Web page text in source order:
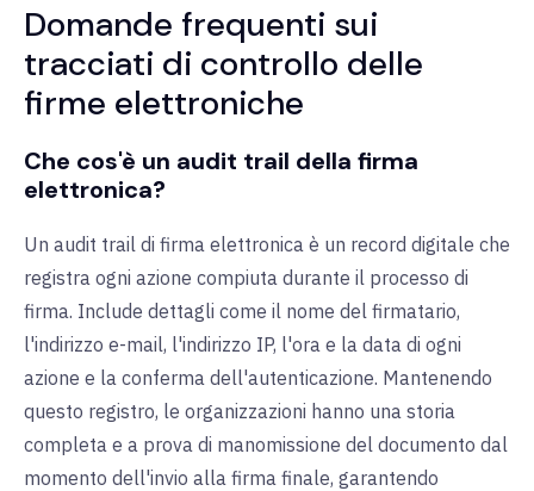
Domande frequenti sui
tracciati di controllo delle
firme elettroniche
Che cos'è un audit trail della firma
elettronica?
Un audit trail di firma elettronica è un record digitale che
registra ogni azione compiuta durante il processo di
firma. Include dettagli come il nome del firmatario,
l'indirizzo e-mail, l'indirizzo IP, l'ora e la data di ogni
azione e la conferma dell'autenticazione. Mantenendo
questo registro, le organizzazioni hanno una storia
completa e a prova di manomissione del documento dal
momento dell'invio alla firma finale, garantendo